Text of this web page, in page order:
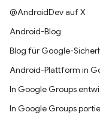
@AndroidDev auf X
Android-Blog
Blog für Google-
Android-Plattform in
In Google Groups
In Google Groups